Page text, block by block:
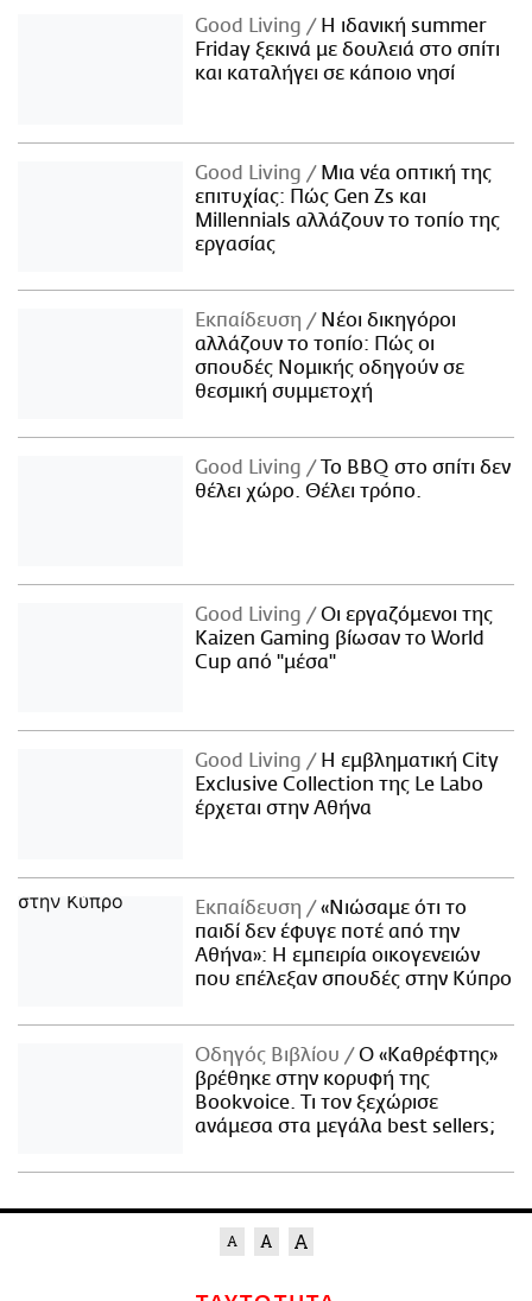
Good Living
Η ιδανική summer
Friday ξεκινά με δουλειά στο σπίτι
και καταλήγει σε κάποιο νησί
Good Living
Μια νέα οπτική της
επιτυχίας: Πώς Gen Zs και
Millennials αλλάζουν το τοπίο της
εργασίας
Εκπαίδευση
Νέοι δικηγόροι
αλλάζουν το τοπίο: Πώς οι
σπουδές Νομικής οδηγούν σε
θεσμική συμμετοχή
Good Living
Το BBQ στο σπίτι δεν
θέλει χώρο. Θέλει τρόπο.
Good Living
Οι εργαζόμενοι της
Kaizen Gaming βίωσαν το World
Cup από "μέσα"
Good Living
Η εμβληματική City
Exclusive Collection της Le Labo
έρχεται στην Αθήνα
Εκπαίδευση
«Νιώσαμε ότι το
παιδί δεν έφυγε ποτέ από την
Αθήνα»: Η εμπειρία οικογενειών
που επέλεξαν σπουδές στην Κύπρο
Οδηγός Βιβλίου
Ο «Καθρέφτης»
βρέθηκε στην κορυφή της
Bookvoice. Τι τον ξεχώρισε
ανάμεσα στα μεγάλα best sellers;